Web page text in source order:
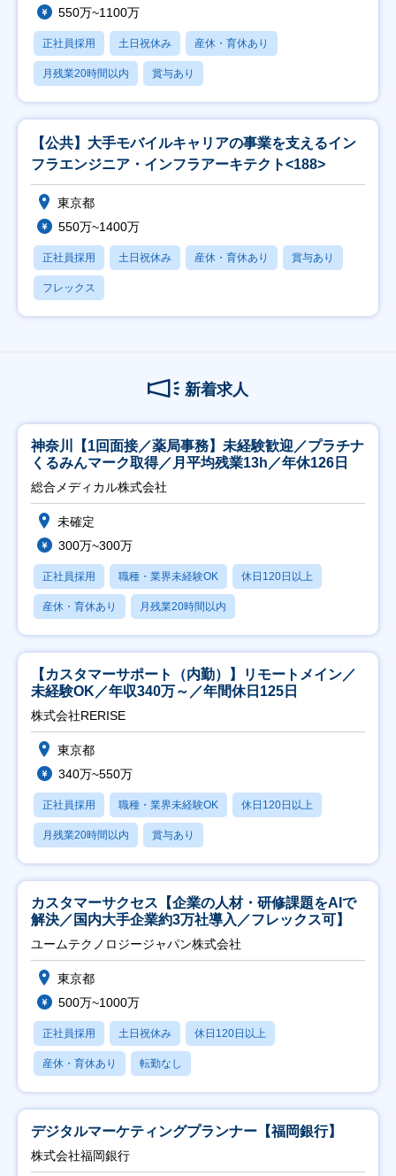
550万~1100万
正社員採用 土日祝休み 産休・育休あり
月残業20時間以内 賞与あり
【公共】大手モバイルキャリアの事業を支えるイン
フラエンジニア・インフラアーキテクト<188>
東京都
550万~1400万
正社員採用 土日祝休み 産休・育休あり 賞与あり
フレックス
新着求人
神奈川【1回面接／薬局事務】未経験歓迎／プラチナ
くるみんマーク取得／月平均残業13h／年休126日
総合メディカル株式会社
未確定
300万~300万
正社員採用 職種・業界未経験OK 休日120日以上
産休・育休あり 月残業20時間以内
【カスタマーサポート（内勤）】リモートメイン／
未経験OK／年収340万～／年間休日125日
株式会社RERISE
東京都
340万~550万
正社員採用 職種・業界未経験OK 休日120日以上
月残業20時間以内 賞与あり
カスタマーサクセス【企業の人材・研修課題をAIで
解決／国内大手企業約3万社導入／フレックス可】
ユームテクノロジージャパン株式会社
東京都
500万~1000万
正社員採用 土日祝休み 休日120日以上
産休・育休あり 転勤なし
デジタルマーケティングプランナー【福岡銀行】
株式会社福岡銀行